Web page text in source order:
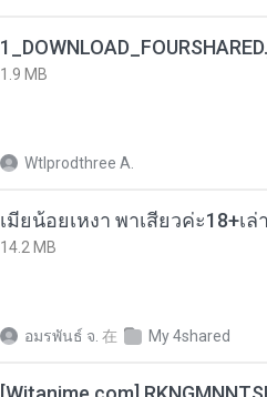
1.9 MB
Wtlprodthree A.
14.2 MB
อมรพันธ์ จ. 在 My 4shared